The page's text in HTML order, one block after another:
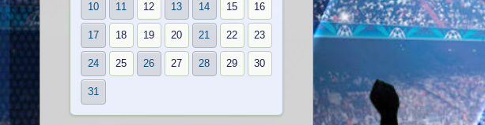
10 11 12 13 14 15 16
17 18 19 20 21 22 23
24 25 26 27 28 29 30
31